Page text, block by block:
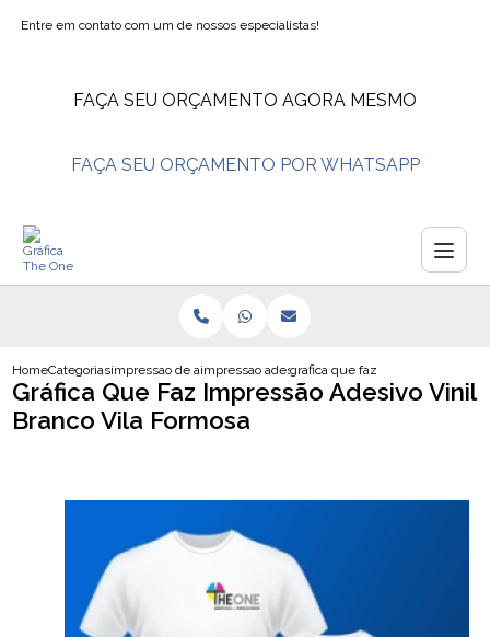
Entre em contato com um de nossos especialistas!
FAÇA SEU ORÇAMENTO AGORA MESMO
FAÇA SEU ORÇAMENTO POR WHATSAPP
HomeCategoriasimpressao de adesivosimpressao adesivo perfurado
grafica que faz impressao
Gráfica Que Faz Impressão Adesivo Vinil
Branco Vila Formosa